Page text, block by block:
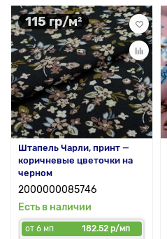
115 гр/м²
Штапель Чарли, принт —
коричневые цветочки на
черном
2000000085746
Есть в наличии
от 6 мп
182.52 р/мп